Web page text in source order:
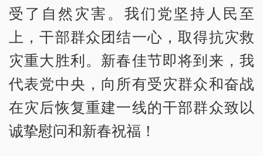
受了自然灾害。我们党坚持人民至
上，干部群众团结一心，取得抗灾救
灾重大胜利。新春佳节即将到来，我
代表党中央，向所有受灾群众和奋战
在灾后恢复重建一线的干部群众致以
诚挚慰问和新春祝福！